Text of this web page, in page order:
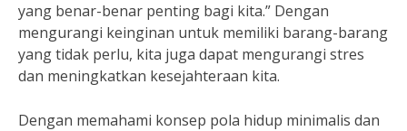
yang benar-benar penting bagi kita.” Dengan
mengurangi keinginan untuk memiliki barang-barang
yang tidak perlu, kita juga dapat mengurangi stres
dan meningkatkan kesejahteraan kita.
Dengan memahami konsep pola hidup minimalis dan